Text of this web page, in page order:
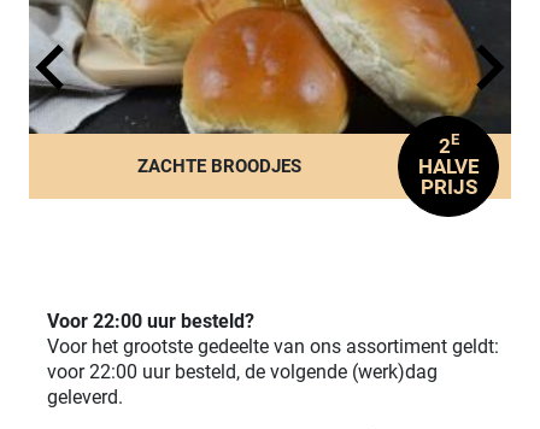
ZACHTE BROODJES
2E
HALVE
PRIJS
Voor 22:00 uur besteld?
Voor het grootste gedeelte van ons assortiment geldt:
voor 22:00 uur besteld, de volgende (werk)dag
geleverd.